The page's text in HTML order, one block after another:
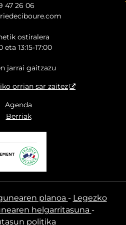
47 26 06
ostiralera
eta 13:15-17:00
jarrai gaitzazu
orrian sar zaitez
Agenda
Berriak
planoa
Legezko
helgarritasuna
politika